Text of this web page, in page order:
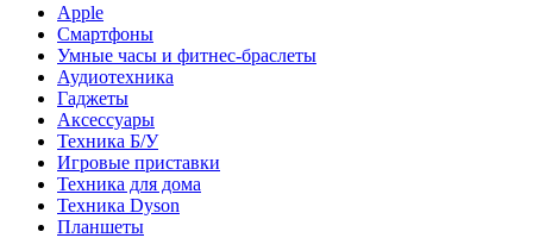
Apple
Смартфоны
Умные часы и фитнес-браслеты
Аудиотехника
Гаджеты
Аксессуары
Техника Б/У
Игровые приставки
Техника для дома
Техника Dyson
Планшеты